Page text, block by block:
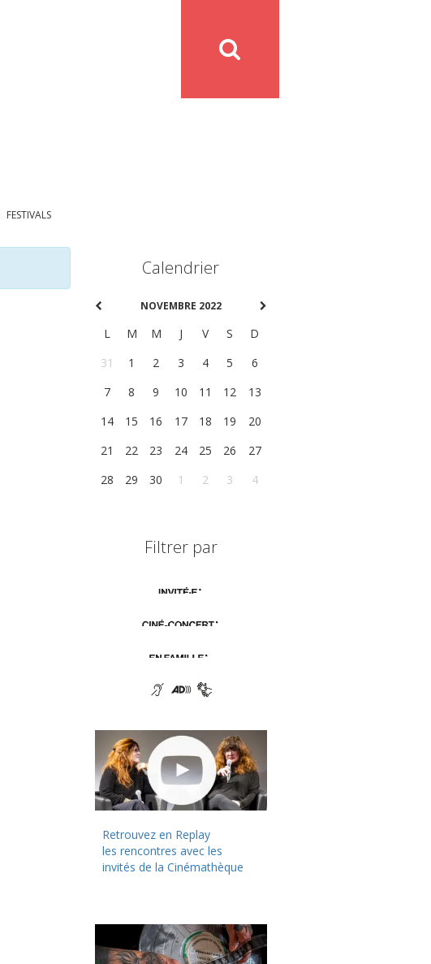
FESTIVALS
Calendrier
NOVEMBRE 2022
L M M J V S
D
31
1 2 3 4 5
6
7
8 9 10 11 12
13
14
15 16 17 18 19
20
21
22 23 24 25 26
27
28
29 30 1 2 3 4
Filtrer par
Retrouvez en Replay
les rencontres avec les
invités de la Cinémathèque